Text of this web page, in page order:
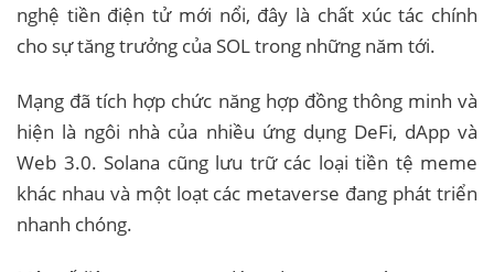
nghệ tiền điện tử mới nổi, đây là chất xúc tác chính
cho sự tăng trưởng của SOL trong những năm tới.
Mạng đã tích hợp chức năng hợp đồng thông minh và
hiện là ngôi nhà của nhiều ứng dụng DeFi, dApp và
Web 3.0. Solana cũng lưu trữ các loại tiền tệ meme
khác nhau và một loạt các metaverse đang phát triển
nhanh chóng.